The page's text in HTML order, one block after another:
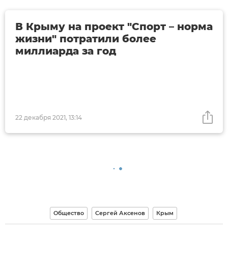
22 декабря 2021, 13:14
В Крыму на проект "Спорт – норма
жизни" потратили более
миллиарда за год
Общество Сергей Аксенов Крым